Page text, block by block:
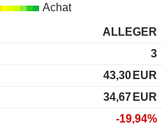
Achat
ALLEGER
3
43,30 EUR
34,67 EUR
-19,94%